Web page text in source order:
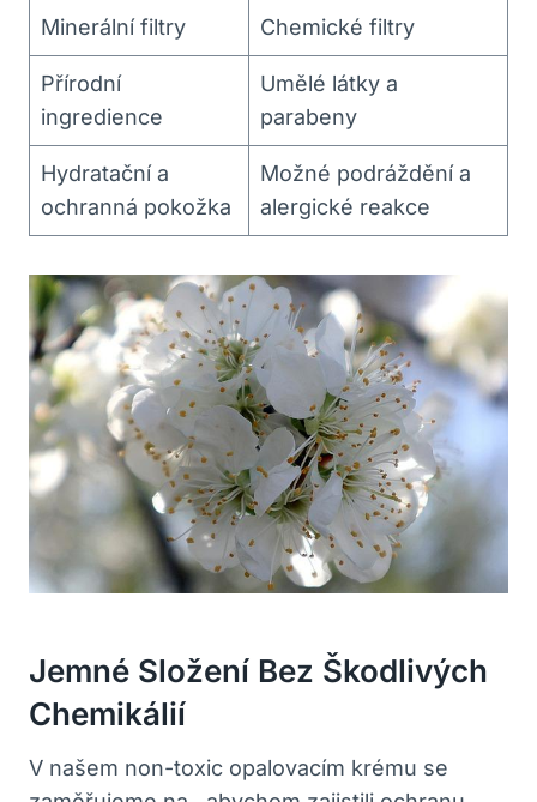
Minerální filtry Chemické filtry
Přírodní
ingredience
Umělé látky a
parabeny
Hydratační a
ochranná pokožka
Možné podráždění a
alergické reakce
Jemné Složení Bez Škodlivých
Chemikálií
V našem non-toxic opalovacím krému se